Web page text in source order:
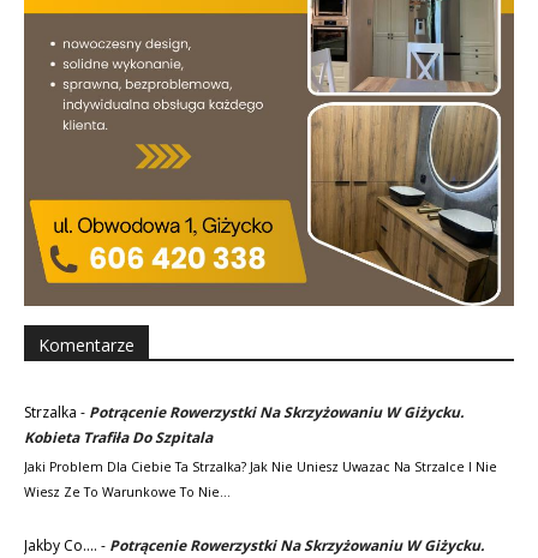
Komentarze
Strzalka - Potrącenie Rowerzystki Na Skrzyżowaniu W Giżycku.
Kobieta Trafiła Do Szpitala
Jaki Problem Dla Ciebie Ta Strzalka? Jak Nie Uniesz Uwazac Na Strzalce I Nie
Wiesz Ze To Warunkowe To Nie…
Jakby Co.... - Potrącenie Rowerzystki Na Skrzyżowaniu W Giżycku.